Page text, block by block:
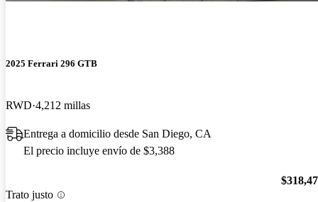
2025 Ferrari 296 GTB
RWD 4,212 millas
Entrega a domicilio desde San Diego, CA
El precio incluye envío de $3,388
Trato justo